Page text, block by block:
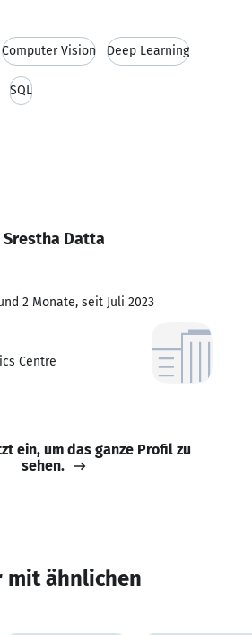
Computer Vision Deep Learning
SQL
Datta
2 Monate, seit Juli 2023
Centre
ein, um das ganze Profil zu
sehen.
mit ähnlichen